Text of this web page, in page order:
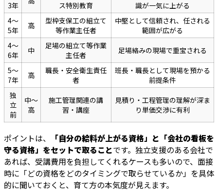
3年
ス特別教育
識が一気に上がる
4〜
5年
高
型枠支保工の組立て
等作業主任者
中堅として信頼され、任される
範囲が広がる
4〜
6年
中
足場の組立て等作業
主任者
足場絡みの現場で重宝される
5〜
7年
高
職長・安全衛生責任
者
班長・職長として現場を預かる
前提条件
独
立
前
中〜
高
施工管理関連の講
習・講座
見積り・工程管理の理解が深ま
り単価交渉に有利
ポイントは、
「自分の給料が上がる資格」と「会社の看板を
守る資格」をセットで取ることです。独立支援のある会社で
あれば、受講費用を負担してくれるケースも多いので、面接
時に「どの資格をどのタイミングで取らせているか」を具体
的に聞いておくと、育て方の本気度が見えます。